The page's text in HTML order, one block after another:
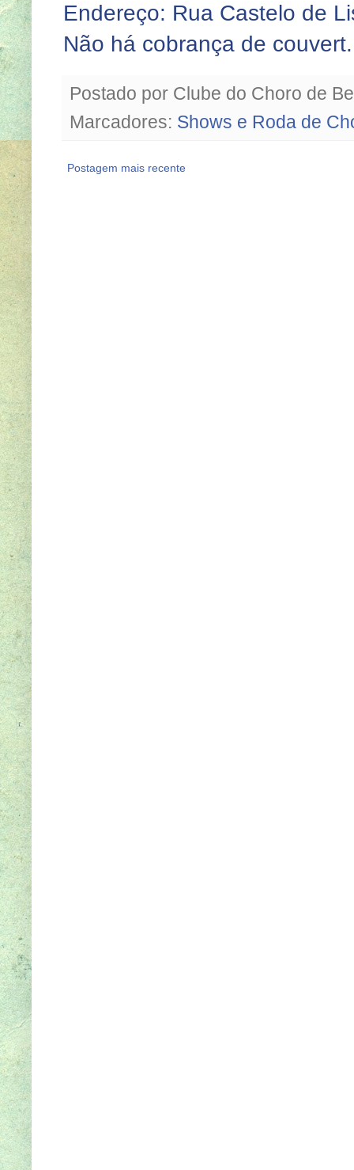
Endereço: Rua Castelo de
Não há cobrança de couvert.
Postado por Clube do Choro de
Marcadores: Shows e Roda de
Postagem mais recente